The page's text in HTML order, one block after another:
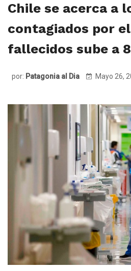
Chile se acerca a
contagiados por
fallecidos sube a
por: Patagonia al Dia Mayo 26,